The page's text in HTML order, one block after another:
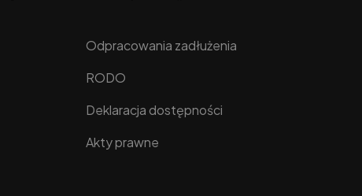
Odpracowania zadłużenia
RODO
Deklaracja dostępności
Akty prawne